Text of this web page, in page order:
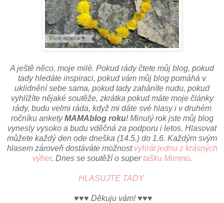
A ještě něco, moje milé. Pokud rády čtete můj blog, pokud
tady hledáte inspiraci, pokud vám můj blog pomáhá v
uklidnění sebe sama, pokud tady zaháníte nudu, pokud
vyhlížíte nějaké soutěže, zkrátka pokud máte moje články
rády, budu velmi ráda, když mi dáte své hlasy i v druhém
ročníku anketyMAMAblog roku! Minulý rok jste můj blog
vynesly vysoko a budu vděčná za podporu i letos. Hlasovat
můžete každý den ode dneška (14.5.) do 1.6. Každým svým
hlasem zároveň dostáváte možnost vyhrát jednu z krásných
výher. Dnes se soutěží o supertašku Mimmo.
HLASUJTE TADY
♥♥♥ Děkuju vám! ♥♥♥